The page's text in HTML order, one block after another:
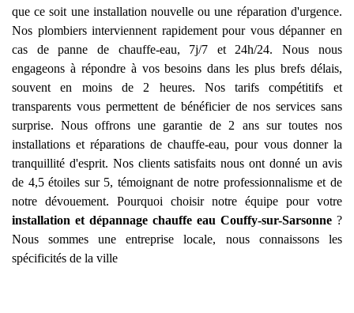
que ce soit une installation nouvelle ou une réparation d'urgence.
Nos plombiers interviennent rapidement pour vous dépanner en
cas de panne de chauffe-eau, 7j/7 et 24h/24. Nous nous
engageons à répondre à vos besoins dans les plus brefs délais,
souvent en moins de 2 heures. Nos tarifs compétitifs et
transparents vous permettent de bénéficier de nos services sans
surprise. Nous offrons une garantie de 2 ans sur toutes nos
installations et réparations de chauffe-eau, pour vous donner la
tranquillité d'esprit. Nos clients satisfaits nous ont donné un avis
de 4,5 étoiles sur 5, témoignant de notre professionnalisme et de
notre dévouement. Pourquoi choisir notre équipe pour votre
installation et dépannage chauffe eau Couffy-sur-Sarsonne?
Nous sommes une entreprise locale, nous connaissons les
spécificités de la ville